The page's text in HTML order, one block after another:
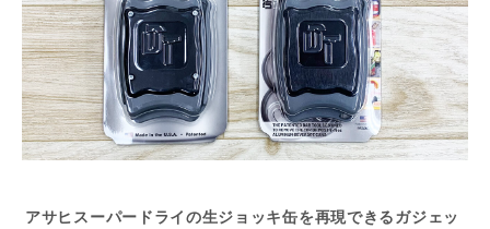
アサヒスーパードライの生ジョッキ缶を再現できるガジェッ